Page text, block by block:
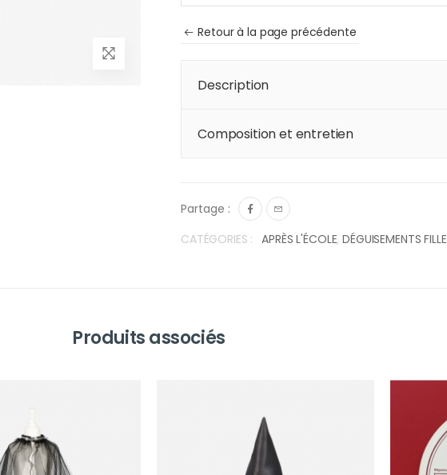
Retour à la page précédente
Description
Composition et entretien
Partage :
CATÉGORIES :
APRÈS L'ÉCOLE,DÉGUISEMENTS FILLE
Produits associés